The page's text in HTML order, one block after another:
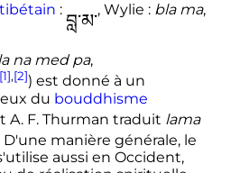
: བླ་མ་, Wylie : bla ma,
na med pa,
[1],[2]) est donné à un
du bouddhisme
A. F. Thurman traduit lama
D'une manière générale, le
aussi en Occident,